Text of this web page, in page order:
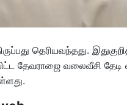
தெரியவந்தது.
தேவராஜை வலைவீசி தேடி